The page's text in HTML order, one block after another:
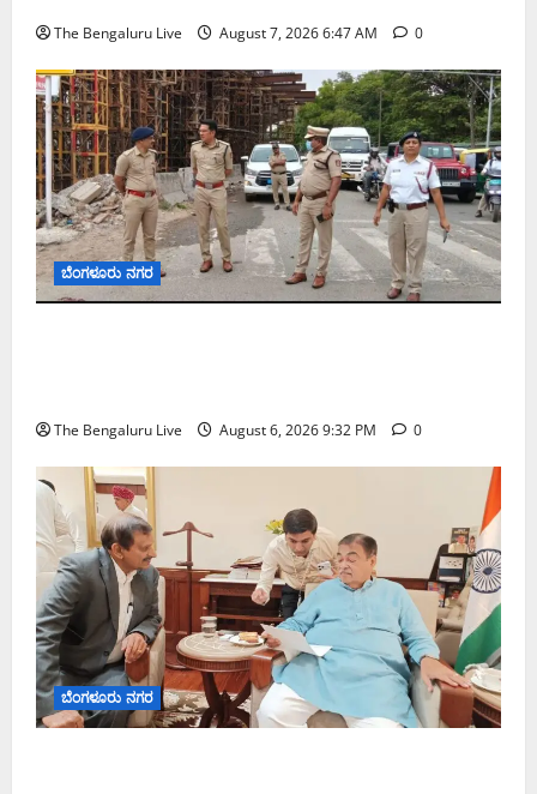
The Bengaluru Live August 7, 2026 6:47 AM 0
ಬೆಂಗಳೂರು ನಗರ
The Bengaluru Live August 6, 2026 9:32 PM 0
ಬೆಂಗಳೂರು ನಗರ